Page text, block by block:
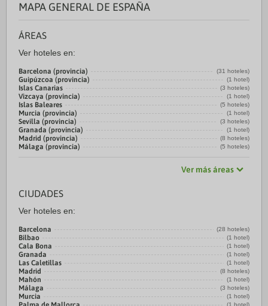
MAPA GENERAL DE ESPAÑA
ÁREAS
Ver hoteles en:
Barcelona (provincia) (31 hoteles)
Guipúzcoa (provincia) (1 hotel)
Islas Canarias (3 hoteles)
Vizcaya (provincia) (1 hotel)
Islas Baleares (5 hoteles)
Murcia (provincia) (1 hotel)
Sevilla (provincia) (3 hoteles)
Granada (provincia) (1 hotel)
Madrid (provincia) (8 hoteles)
Málaga (provincia) (5 hoteles)
Ver más áreas
CIUDADES
Ver hoteles en:
Barcelona (28 hoteles)
Bilbao (1 hotel)
Cala Bona (1 hotel)
Granada (1 hotel)
Las Caletillas (1 hotel)
Madrid (8 hoteles)
Mahón (1 hotel)
Málaga (3 hoteles)
Murcia (1 hotel)
(1 hotel)